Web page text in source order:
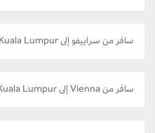
سافر من سراييفو إلى Kuala Lumpur
سافر من Vienna إلى Kuala Lumpur